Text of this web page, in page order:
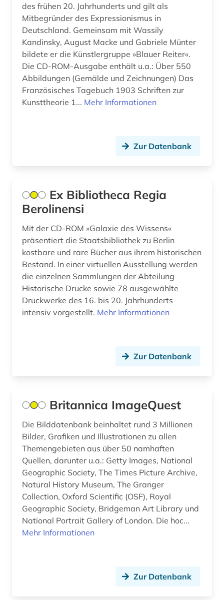
chemischer apparatebau (1)
china (9)
chirurgie (4)
chorgesang (1)
chorgestühl (1)
coleoptera (1)
computeranimation (1)
computerkunst (1)
corinth (1)
corpus (1)
generalgouverneur (2)
darmstadt (1)
darstellende kunst (3)
data science (1)
datenbank (1)
datensammlung (1)
ddr (1)
historiker; maler; zeichner (1)
des frühen 20. Jahrhunderts und gilt als
Mitbegründer des Expressionismus in
Deutschland. Gemeinsam mit Wassily
Kandinsky, August Macke und Gabriele Münter
bildete er die Künstlergruppe »Blauer Reiter«.
Die CD-ROM-Ausgabe enthält u.a.: Über 550
Abbildungen (Gemälde und Zeichnungen) Das
Französisches Tagebuch 1903 Schriften zur
Kunsttheorie 1... Mehr Informationen
Zur Datenbank
Ex Bibliotheca Regia
Berolinensi
Mit der CD-ROM »Galaxie des Wissens«
präsentiert die Staatsbibliothek zu Berlin
kostbare und rare Bücher aus ihrem historischen
Bestand. In einer virtuellen Ausstellung werden
die einzelnen Sammlungen der Abteilung
Historische Drucke sowie 78 ausgewählte
Druckwerke des 16. bis 20. Jahrhunderts
intensiv vorgestellt. Mehr Informationen
Zur Datenbank
Britannica ImageQuest
Die Bilddatenbank beinhaltet rund 3 Millionen
Bilder, Grafiken und Illustrationen zu allen
Themengebieten aus über 50 namhaften
Quellen, darunter u.a.: Getty Images, National
Geographic Society, The Times Picture Archive,
Natural History Museum, The Granger
Collection, Oxford Scientific (OSF), Royal
Geographic Society, Bridgeman Art Library und
National Portrait Gallery of London. Die hoc...
Mehr Informationen
Zur Datenbank